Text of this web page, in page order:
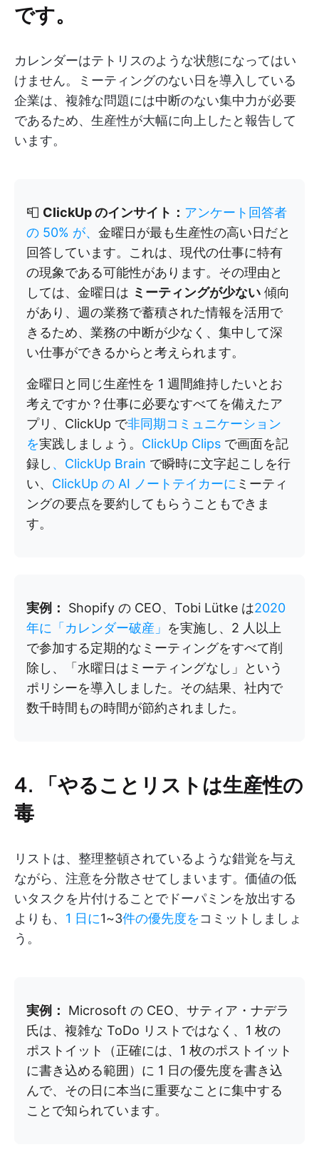
です。
カレンダーはテトリスのような状態になってはい
けません。ミーティングのない日を導入している
企業は、複雑な問題には中断のない集中力が必要
であるため、生産性が大幅に向上したと報告して
います。
📮 ClickUp のインサイト： アンケート回答者
の 50% が、 金曜日が最も生産性の高い日だと
回答しています。これは、現代の仕事に特有
の現象である可能性があります。その理由と
しては、金曜日は ミーティングが少ない 傾向
があり、週の業務で蓄積された情報を活用で
きるため、業務の中断が少なく、集中して深
い仕事ができるからと考えられます。
金曜日と同じ生産性を 1 週間維持したいとお
考えですか？仕事に必要なすべてを備えたア
プリ、ClickUp で非同期コミュニケーション
を実践しましょう。 ClickUp Clips で画面を記
録し 、ClickUp Brain で瞬時に文字起こしを行
い、 ClickUp の AI ノートテイカーに ミーティ
ングの要点を要約してもらうこともできま
す。
実例： Shopify の CEO、Tobi Lütke は2020
年に「カレンダー破産」 を実施し、2 人以上
で参加する定期的なミーティングをすべて削
除し、「水曜日はミーティングなし」という
ポリシーを導入しました。その結果、社内で
数千時間もの時間が節約されました。
4. 「やることリストは生産性の
毒
リストは、整理整頓されているような錯覚を与え
ながら、注意を分散させてしまいます。価値の低
いタスクを片付けることでドーパミンを放出する
よりも、 1 日に1~3件の優先度をコミットしましょ
う。
実例：
Microsoft の CEO、サティア・ナデラ
氏は、複雑な ToDo リストではなく、1 枚の
ポストイット（正確には、1 枚のポストイット
に書き込める範囲）に 1 日の優先度を書き込
んで、その日に本当に重要なことに集中する
ことで知られています。